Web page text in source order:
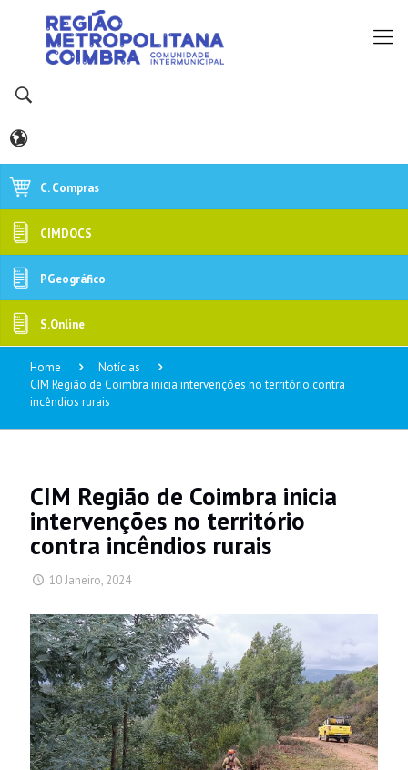
C. Compras
CIMDOCS
PGeográfico
S.Online
Home
Notícias
CIM Região de Coimbra inicia intervenções no território contra
incêndios rurais
CIM Região de Coimbra inicia
intervenções no território
contra incêndios rurais
10 Janeiro, 2024